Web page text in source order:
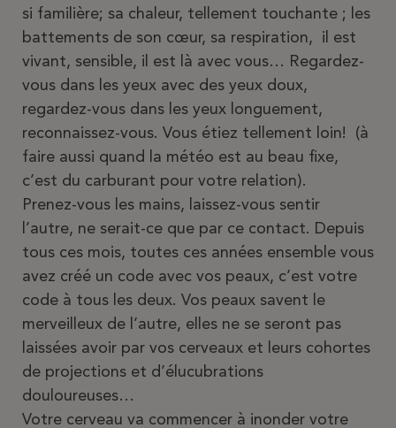
si familière; sa chaleur, tellement touchante ; les
battements de son cœur, sa respiration, il est
vivant, sensible, il est là avec vous… Regardez-
vous dans les yeux avec des yeux doux,
regardez-vous dans les yeux longuement,
reconnaissez-vous. Vous étiez tellement loin! (à
faire aussi quand la météo est au beau fixe,
c’est du carburant pour votre relation).
Prenez-vous les mains, laissez-vous sentir
l’autre, ne serait-ce que par ce contact. Depuis
tous ces mois, toutes ces années ensemble vous
avez créé un code avec vos peaux, c’est votre
code à tous les deux. Vos peaux savent le
merveilleux de l’autre, elles ne se seront pas
laissées avoir par vos cerveaux et leurs cohortes
de projections et d’élucubrations
douloureuses…
Votre cerveau va commencer à inonder votre